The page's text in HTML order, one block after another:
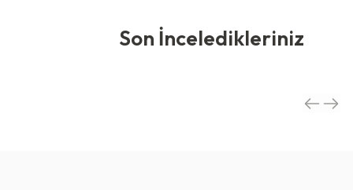
Son İnceledikleriniz